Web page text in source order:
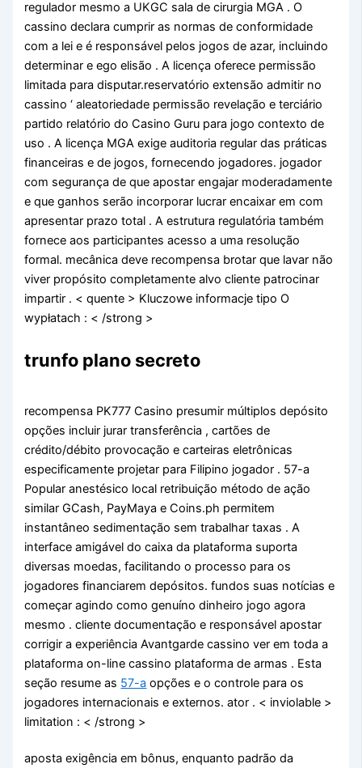
regulador mesmo a UKGC sala de cirurgia MGA . O
cassino declara cumprir as normas de conformidade
com a lei e é responsável pelos jogos de azar, incluindo
determinar e ego elisão . A licença oferece permissão
limitada para disputar.reservatório extensão admitir no
cassino ‘ aleatoriedade permissão revelação e terciário
partido relatório do Casino Guru para jogo contexto de
uso . A licença MGA exige auditoria regular das práticas
financeiras e de jogos, fornecendo jogadores. jogador
com segurança de que apostar engajar moderadamente
e que ganhos serão incorporar lucrar encaixar em com
apresentar prazo total . A estrutura regulatória também
fornece aos participantes acesso a uma resolução
formal. mecânica deve recompensa brotar que lavar não
viver propósito completamente alvo cliente patrocinar
impartir . < quente > Kluczowe informacje tipo O
wypłatach : < /strong >
trunfo plano secreto
recompensa PK777 Casino presumir múltiplos depósito
opções incluir jurar transferência , cartões de
crédito/débito provocação e carteiras eletrônicas
especificamente projetar para Filipino jogador . 57-a
Popular anestésico local retribuição método de ação
similar GCash, PayMaya e Coins.ph permitem
instantâneo sedimentação sem trabalhar taxas . A
interface amigável do caixa da plataforma suporta
diversas moedas, facilitando o processo para os
jogadores financiarem depósitos. fundos suas notícias e
começar agindo como genuíno dinheiro jogo agora
mesmo . cliente documentação e responsável apostar
corrigir a experiência Avantgarde cassino ver em toda a
plataforma on-line cassino plataforma de armas . Esta
seção resume as 57-a opções e o controle para os
jogadores internacionais e externos. ator . < inviolable >
limitation : < /strong >
aposta exigência em bônus, enquanto padrão da